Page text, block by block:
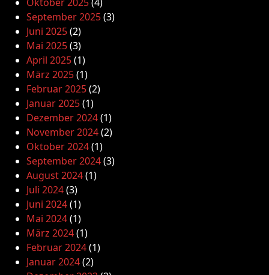
September 2025(3)
Juni 2025(2)
Mai 2025(3)
April 2025(1)
März 2025(1)
Februar 2025(2)
Januar 2025(1)
Dezember 2024(1)
November 2024(2)
Oktober 2024(1)
September 2024(3)
August 2024(1)
Juli 2024(3)
Juni 2024(1)
Mai 2024(1)
März 2024(1)
Februar 2024(1)
Januar 2024(2)